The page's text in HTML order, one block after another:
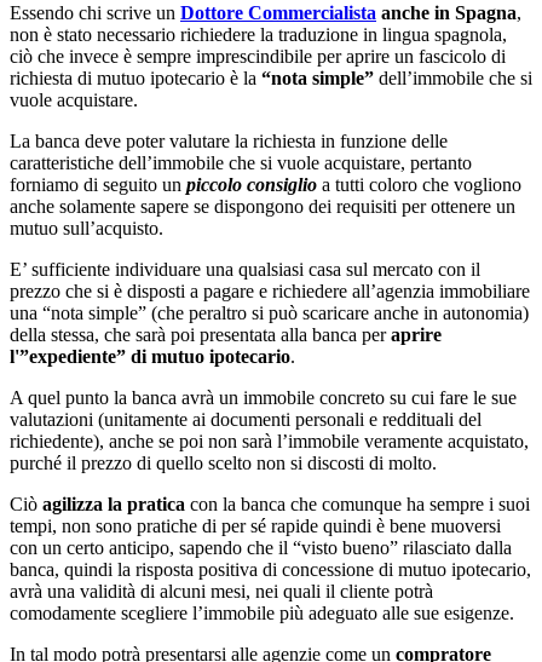
Essendo chi scrive un Dottore Commercialista anche in Spagna,
non è stato necessario richiedere la traduzione in lingua spagnola,
ciò che invece è sempre imprescindibile per aprire un fascicolo di
richiesta di mutuo ipotecario è la “nota simple” dell’immobile che si
vuole acquistare.
La banca deve poter valutare la richiesta in funzione delle
caratteristiche dell’immobile che si vuole acquistare, pertanto
forniamo di seguito un piccolo consiglio a tutti coloro che vogliono
anche solamente sapere se dispongono dei requisiti per ottenere un
mutuo sull’acquisto.
E’ sufficiente individuare una qualsiasi casa sul mercato con il
prezzo che si è disposti a pagare e richiedere all’agenzia immobiliare
una “nota simple” (che peraltro si può scaricare anche in autonomia)
della stessa, che sarà poi presentata alla banca peraprire
l'”expediente” di mutuo ipotecario.
A quel punto la banca avrà un immobile concreto su cui fare le sue
valutazioni (unitamente ai documenti personali e reddituali del
richiedente), anche se poi non sarà l’immobile veramente acquistato,
purché il prezzo di quello scelto non si discosti di molto.
Ciò agilizza la pratica con la banca che comunque ha sempre i suoi
tempi, non sono pratiche di per sé rapide quindi è bene muoversi
con un certo anticipo, sapendo che il “visto bueno” rilasciato dalla
banca, quindi la risposta positiva di concessione di mutuo ipotecario,
avrà una validità di alcuni mesi, nei quali il cliente potrà
comodamente scegliere l’immobile più adeguato alle sue esigenze.
In tal modo potrà presentarsi alle agenzie come un compratore